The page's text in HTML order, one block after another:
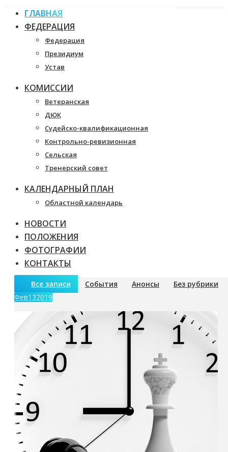
ГЛАВНАЯ
ФЕДЕРАЦИЯ
Федерация
Президиум
Устав
КОМИССИИ
Ветеранская
ДЮК
Судейско-квалификационная
Контрольно-ревизионная
Сельская
Тренерский совет
КАЛЕНДАРНЫЙ ПЛАН
Областной календарь
НОВОСТИ
ПОЛОЖЕНИЯ
ФОТОГРАФИИ
КОНТАКТЫ
Все записи События Анонсы
Без рубрики
Фев132019